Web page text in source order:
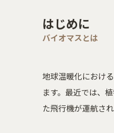
はじめに
バイオマスとは
地球温暖化におけ
ます。最近では、
た飛行機が運航さ